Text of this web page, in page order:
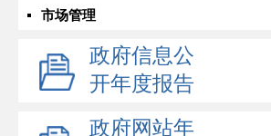
市场管理
政府信息公
开年度报告
政府网站年